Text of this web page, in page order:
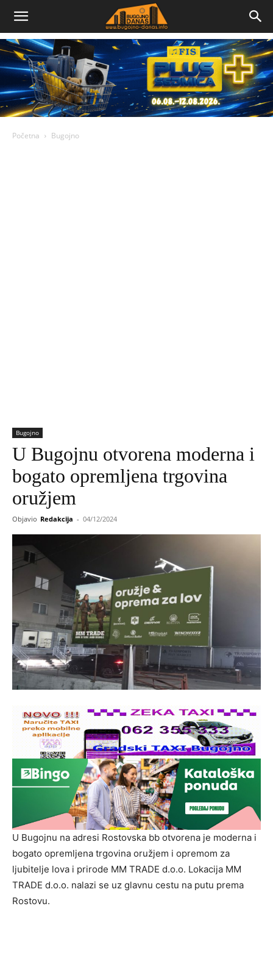
Bugojno
Danas
Početna Bugojno
Bugojno
U Bugojnu otvorena moderna i
bogato opremljena trgovina
oružjem
Objavio Redakcija - 04/12/2024
U Bugojnu na adresi Rostovska bb otvorena je moderna i
bogato opremljena trgovina oružjem i opremom za
ljubitelje lova i prirode MM TRADE d.o.o. Lokacija MM
TRADE d.o.o. nalazi se uz glavnu cestu na putu prema
Rostovu.